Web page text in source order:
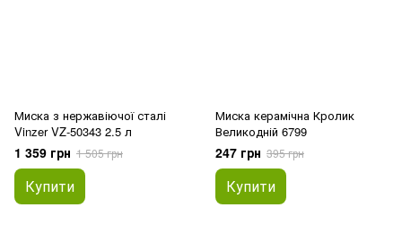
Миска з нержавіючої сталі
Vinzer VZ-50343 2.5 л
1 359 грн 1 505 грн
Купити
Миска керамічна Кролик
Великодній 6799
247 грн 395 грн
Купити